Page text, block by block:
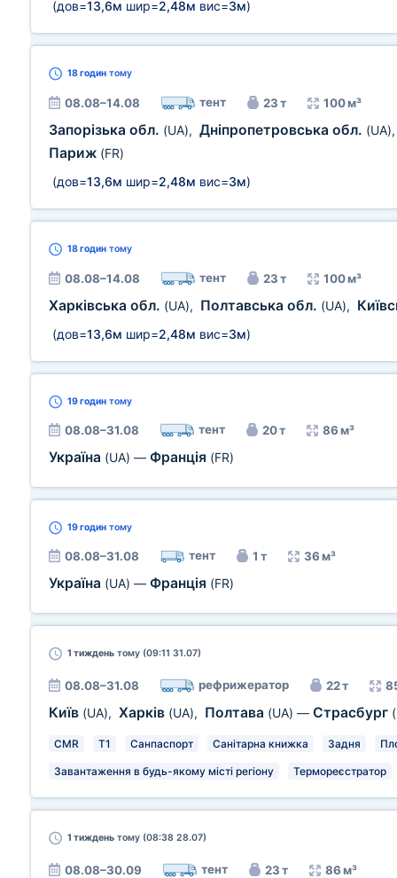
(дов=13,6м шир=2,48м вис=3м)
18 годин тому
08.08–14.08 тент 23 т 100 м³
Запорізька обл. (UA), Дніпропетровська обл. (UA)
Париж (FR)
(дов=13,6м шир=2,48м вис=3м)
18 годин тому
08.08–14.08 тент 23 т 100 м³
Харківська обл. (UA), Полтавська обл. (UA),
(дов=13,6м шир=2,48м вис=3м)
19 годин тому
08.08–31.08 тент 20 т 86 м³
Україна (UA) — Франція (FR)
19 годин тому
08.08–31.08 тент 1 т 36 м³
Україна (UA) — Франція (FR)
1 тиждень тому (09:11 31.07)
08.08–31.08 рефрижератор 22 т
Київ (UA), Харків (UA), Полтава (UA) — Страсбург
CMR T1 Санпаспорт Санітарна книжка Задня
Завантаження в будь-якому місті регіону Термореєстратор
1 тиждень тому (08:38 28.07)
08.08–30.09 тент 23 т 86 м³